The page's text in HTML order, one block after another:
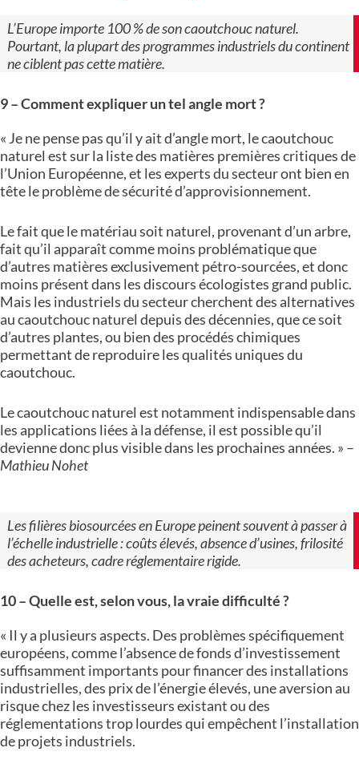
L’Europe importe 100 % de son caoutchouc naturel.
Pourtant, la plupart des programmes industriels du continent
ne ciblent pas cette matière.
9 –Comment expliquer un tel angle mort ?
« Je ne pense pas qu’il y ait d’angle mort, le caoutchouc
naturel est sur la liste des matières premières critiques de
l’Union Européenne, et les experts du secteur ont bien en
tête le problème de sécurité d’approvisionnement.
Le fait que le matériau soit naturel, provenant d’un arbre,
fait qu’il apparaît comme moins problématique que
d’autres matières exclusivement pétro-sourcées, et donc
moins présent dans les discours écologistes grand public.
Mais les industriels du secteur cherchent des alternatives
au caoutchouc naturel depuis des décennies, que ce soit
d’autres plantes, ou bien des procédés chimiques
permettant de reproduire les qualités uniques du
caoutchouc.
Le caoutchouc naturel est notamment indispensable dans
les applications liées à la défense, il est possible qu’il
devienne donc plus visible dans les prochaines années. » –
Mathieu Nohet
Les filières biosourcées en Europe peinent souvent à passer à
l’échelle industrielle : coûts élevés, absence d’usines, frilosité
des acheteurs, cadre réglementaire rigide.
10 – Quelle est, selon vous, la vraie difficulté ?
« Il y a plusieurs aspects. Des problèmes spécifiquement
européens, comme l’absence de fonds d’investissement
suffisamment importants pour financer des installations
industrielles, des prix de l’énergie élevés, une aversion au
risque chez les investisseurs existant ou des
réglementations trop lourdes qui empêchent l’installation
de projets industriels.